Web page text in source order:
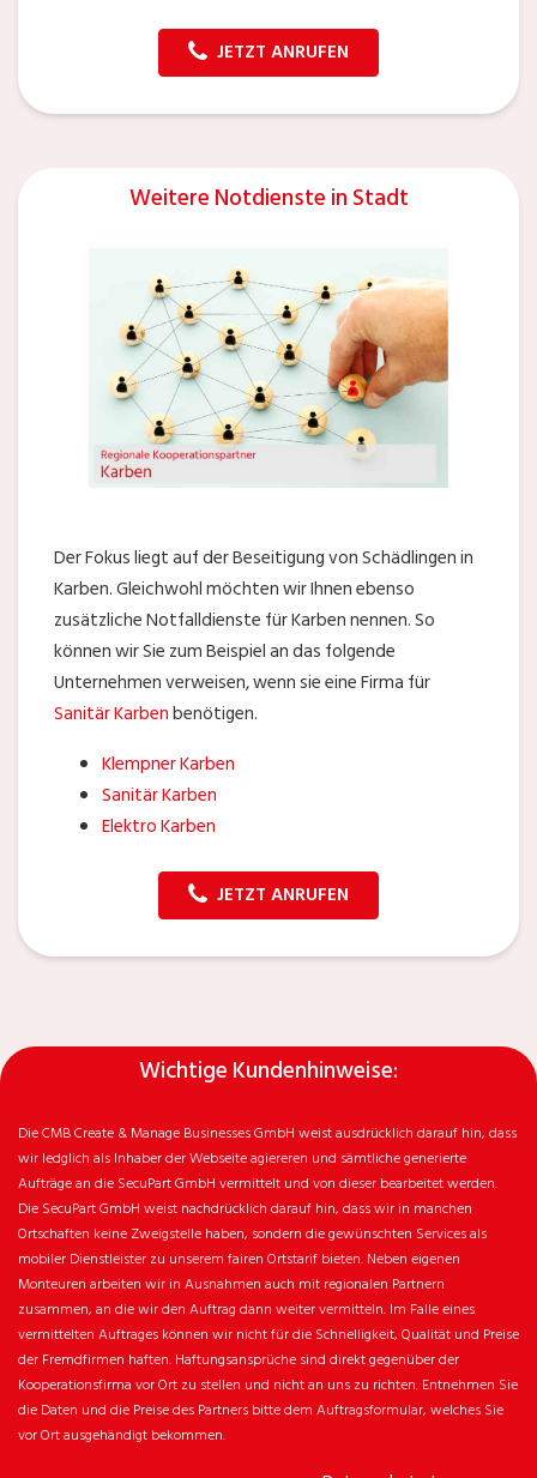
JETZT ANRUFEN
Weitere Notdienste in Stadt
Der Fokus liegt auf der Beseitigung von Schädlingen in
Karben. Gleichwohl möchten wir Ihnen ebenso
zusätzliche Notfalldienste für Karben nennen. So
können wir Sie zum Beispiel an das folgende
Unternehmen verweisen, wenn sie eine Firma für
Sanitär Karbenbenötigen.
Klempner Karben
Sanitär Karben
Elektro Karben
JETZT ANRUFEN
Wichtige Kundenhinweise:
Die CMB Create & Manage Businesses GmbH weist ausdrücklich darauf hin, dass
wir ledglich als Inhaber der Webseite agiereren und sämtliche generierte
Aufträge an die SecuPart GmbH vermittelt und von dieser bearbeitet werden.
Die SecuPart GmbH weist nachdrücklich darauf hin, dass wir in manchen
Ortschaften keine Zweigstelle haben, sondern die gewünschten Services als
mobiler Dienstleister zu unserem fairen Ortstarif bieten. Neben eigenen
Monteuren arbeiten wir in Ausnahmen auch mit regionalen Partnern
zusammen, an die wir den Auftrag dann weiter vermitteln. Im Falle eines
vermittelten Auftrages können wir nicht für die Schnelligkeit, Qualität und Preise
der Fremdfirmen haften. Haftungsansprüche sind direkt gegenüber der
Kooperationsfirma vor Ort zu stellen und nicht an uns zu richten. Entnehmen Sie
die Daten und die Preise des Partners bitte dem Auftragsformular, welches Sie
vor Ort ausgehändigt bekommen.